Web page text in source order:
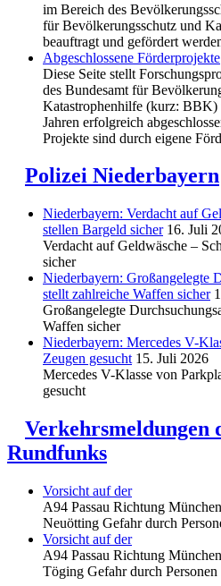
im Bereich des
für Bevölkerungsschutz und
beauftragt und gefördert
Abgeschlos­sene Förderprojekte
Diese Seite stellt
des Bundesamt für
Katastrophenhilfe (kurz: BBK)
Jahren erfolgreich
Projekte sind durch eigene
Polizei Niederbayern
Niederbayern: Verdacht auf
stellen Bargeld sicher 16. Juli
Verdacht auf Geldwäsche –
sicher
Niederbayern: Großangelegte
stellt zahlreiche Waffen sicher
Großangelegte
Waffen sicher
Niederbayern: Mercedes V-
Zeugen gesucht 15. Juli 2026
Mercedes V-Klasse von
gesucht
Verkehrsmeldungen
Rundfunks
Vorsicht auf der
A94 Passau Richtung
Neuötting Gefahr durch
Vorsicht auf der
A94 Passau Richtung
Töging Gefahr durch